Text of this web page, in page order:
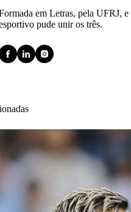
em Letras, pela UFRJ,
pude unir os três.